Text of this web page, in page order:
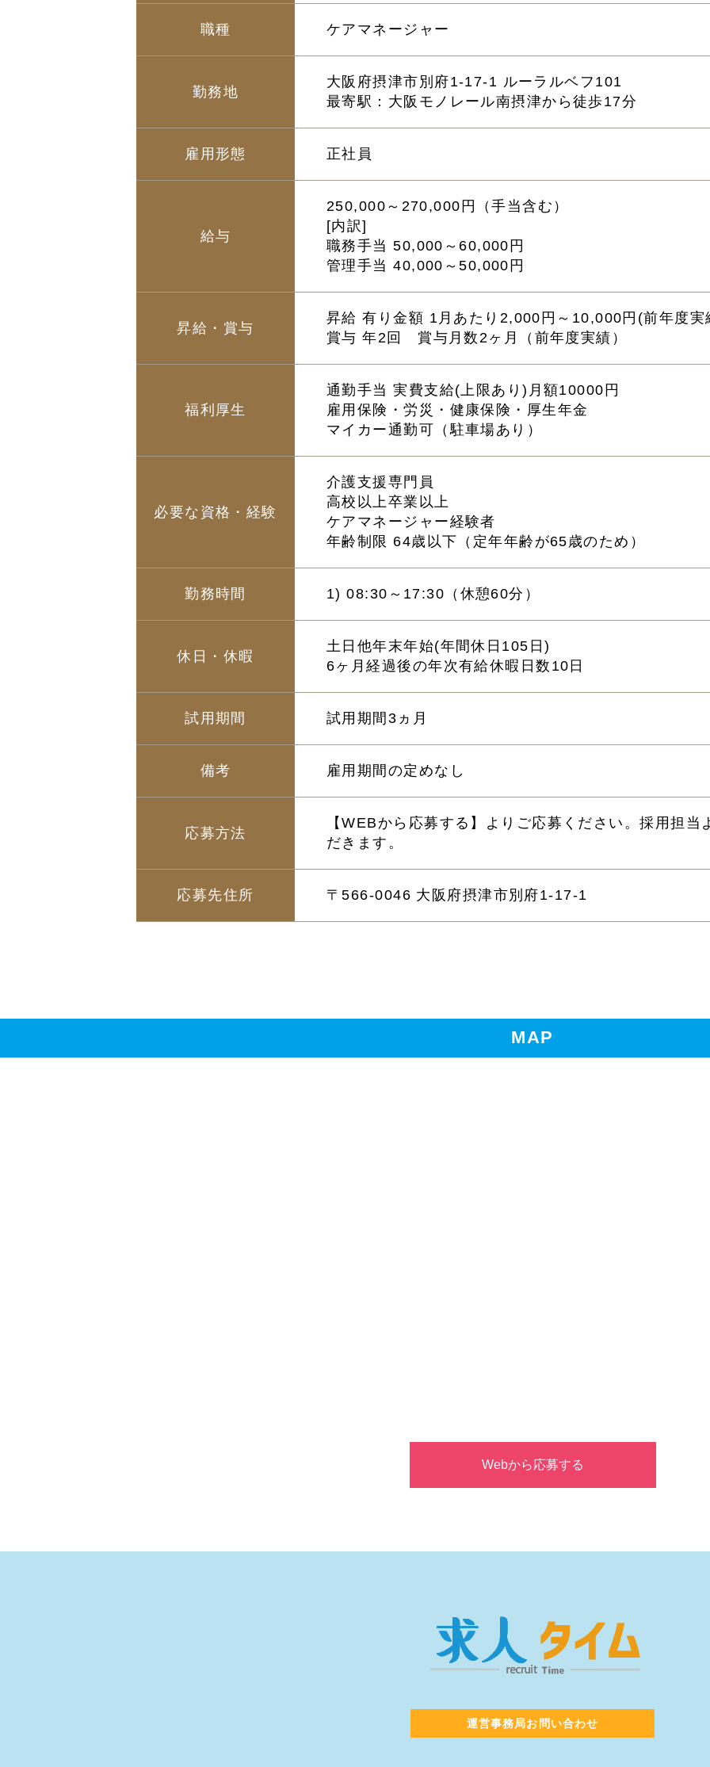
職種 ケアマネージャー
勤務地
大阪府摂津市別府1-17-1 ルーラルベフ101
最寄駅：大阪モノレール南摂津から徒歩17分
雇用形態 正社員
給与
250,000～270,000円（手当含む）
[内訳]
職務手当 50,000～60,000円
管理手当 40,000～50,000円
昇給・賞与
昇給 有り金額 1月あたり2,000円～10,000円(前年度実
賞与 年2回 賞与月数2ヶ月（前年度実績）
福利厚生
通勤手当 実費支給(上限あり)月額10000円
雇用保険・労災・健康保険・厚生年金
マイカー通勤可（駐車場あり）
必要な資格・経験
介護支援専門員
高校以上卒業以上
ケアマネージャー経験者
年齢制限 64歳以下（定年年齢が65歳のため）
勤務時間 1) 08:30～17:30（休憩60分）
休日・休暇
土日他年末年始(年間休日105日)
6ヶ月経過後の年次有給休暇日数10日
試用期間 試用期間3ヵ月
備考 雇用期間の定めなし
応募方法
【WEBから応募する】よりご応募ください。採用担
だきます。
応募先住所 〒566-0046 大阪府摂津市別府1-17-1
MAP
Webから応募する
運営事務局お問い合わせ